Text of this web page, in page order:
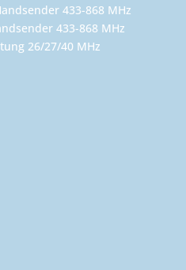
433-868 MHz
433-868 MHz
26/27/40 MHz